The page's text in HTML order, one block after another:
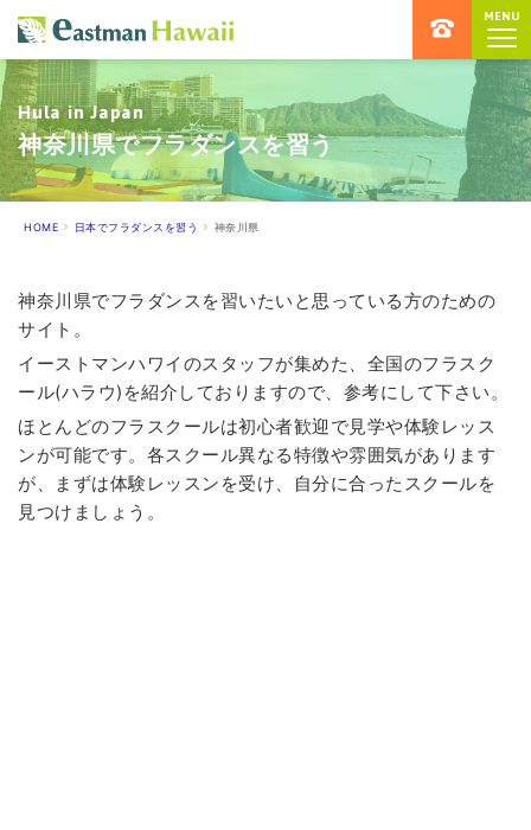
MENU
ハワイ留学専門店 イーストマンハ
Hula in Japan
神奈川県でフラダンスを習う
HOME 日本でフラダンスを習う 神奈川県
神奈川県でフラダンスを習いたいと思っている方のための
サイト。
イーストマンハワイのスタッフが集めた、全国のフラスク
ール(ハラウ)を紹介しておりますので、参考にして下さい。
ほとんどのフラスクールは初心者歓迎で見学や体験レッス
ンが可能です。各スクール異なる特徴や雰囲気があります
が、まずは体験レッスンを受け、自分に合ったスクールを
見つけましょう。